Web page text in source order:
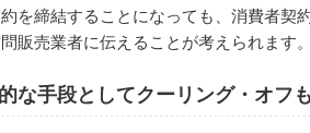
を締結することになっても、消費者契
販売業者に伝えることが考えられます。
的な手段としてクーリング・オフ